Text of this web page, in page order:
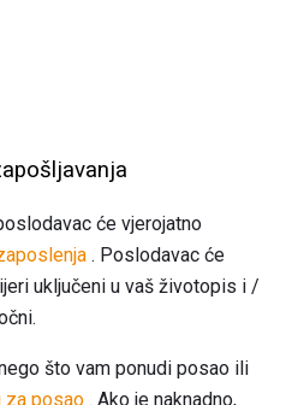
će vjerojatno
. Poslodavac će
uključeni u vaš životopis i /
što vam ponudi posao ili
za posao . Ako je naknadno,